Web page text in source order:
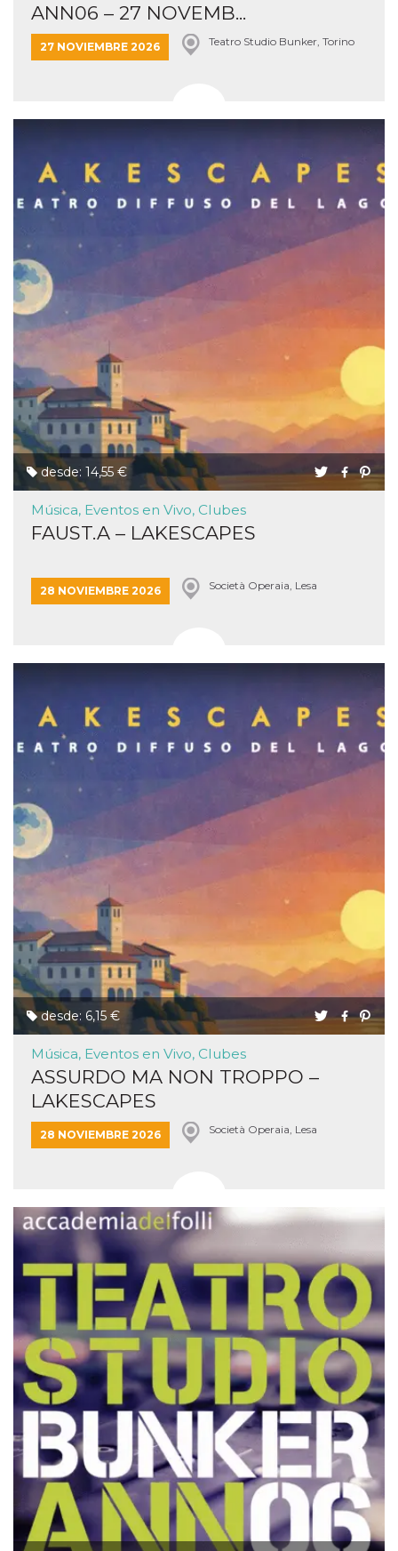
ANN06 – 27 NOVEMB...
27 NOVIEMBRE 2026 Teatro Studio Bunker, Torino
desde: 14,55 €
Música, Eventos en Vivo, Clubes
FAUST.A – LAKESCAPES
28 NOVIEMBRE 2026 Società Operaia, Lesa
desde: 6,15 €
Música, Eventos en Vivo, Clubes
ASSURDO MA NON TROPPO –
LAKESCAPES
28 NOVIEMBRE 2026 Società Operaia, Lesa